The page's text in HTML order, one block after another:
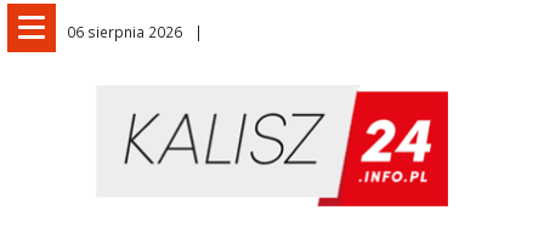
06 sierpnia 2026